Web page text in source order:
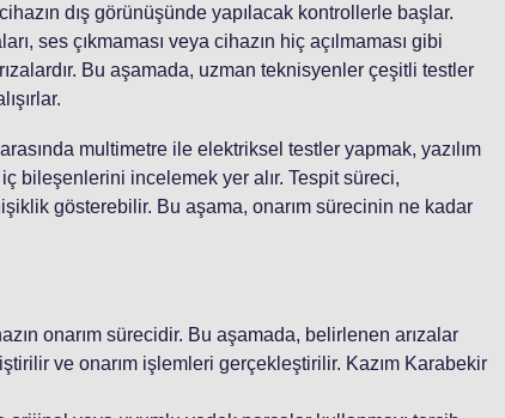
dış görünüşünde yapılacak kontrollerle başlar.
ses çıkmaması veya cihazın hiç açılmaması gibi
Bu aşamada, uzman teknisyenler çeşitli testler
multimetre ile elektriksel testler yapmak, yazılım
bileşenlerini incelemek yer alır. Tespit süreci,
gösterebilir. Bu aşama, onarım sürecinin ne kadar
onarım sürecidir. Bu aşamada, belirlenen arızalar
ve onarım işlemleri gerçekleştirilir. Kazım Karabekir